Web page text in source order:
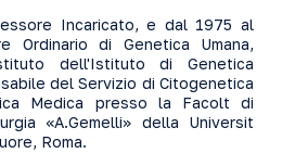
Incaricato, e dal 1975 al
Ordinario di Genetica Umana,
dell'Istituto di Genetica
del Servizio di Citogenetica
Medica presso la Facolt di
«A.Gemelli» della Universit
Roma.